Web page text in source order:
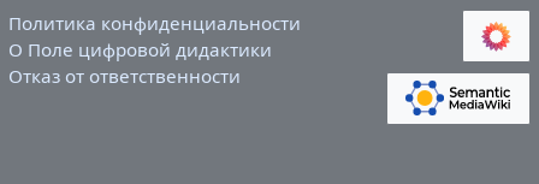
3
я
Политика конфиденциальности
О Поле цифровой дидактики
Отказ от ответственности